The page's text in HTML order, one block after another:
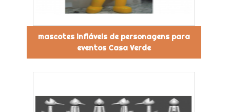
mascotes infláveis de personagens para
eventos Casa Verde